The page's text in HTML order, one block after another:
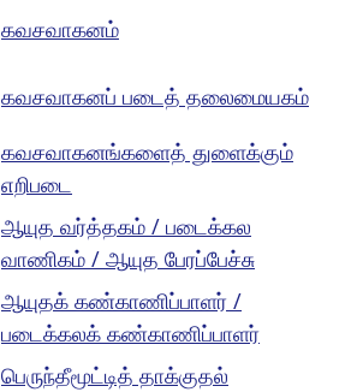
கவசவாகனம்
கவசவாகனப் படைத் தலைமையகம்
கவசவாகனங்களைத் துளைக்கும்
எறிபடை
ஆயுத வர்த்தகம் / படைக்கல
வாணிகம் / ஆயுத பேரப்பேச்சு
ஆயுதக் கண்காணிப்பாளர் /
படைக்கலக் கண்காணிப்பாளர்
பெருந்தீமூட்டித் தாக்குதல்